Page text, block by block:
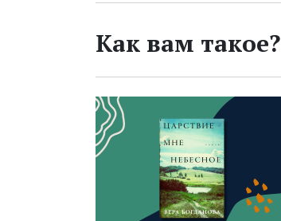
Как вам такое?